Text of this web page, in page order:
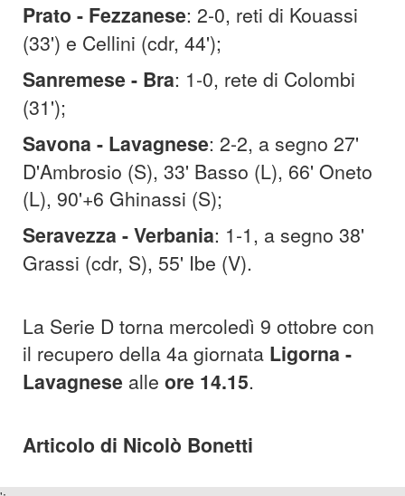
Prato - Fezzanese: 2-0, reti di Kouassi
(33') e Cellini (cdr, 44');
Sanremese - Bra: 1-0, rete di Colombi
(31');
Savona - Lavagnese: 2-2, a segno 27'
D'Ambrosio (S), 33' Basso (L), 66' Oneto
(L), 90'+6 Ghinassi (S);
Seravezza - Verbania: 1-1, a segno 38'
Grassi (cdr, S), 55' Ibe (V).
La Serie D torna mercoledì 9 ottobre con
il recupero della 4a giornata Ligorna -
Lavagnese alle ore 14.15.
Articolo di Nicolò Bonetti